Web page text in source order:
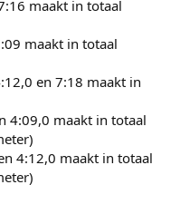
maakt in totaal
maakt in totaal
en 7:18 maakt in
4:09,0 maakt in totaal
4:12,0 maakt in totaal